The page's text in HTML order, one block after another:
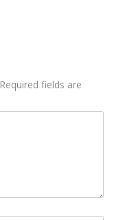
Required fields are